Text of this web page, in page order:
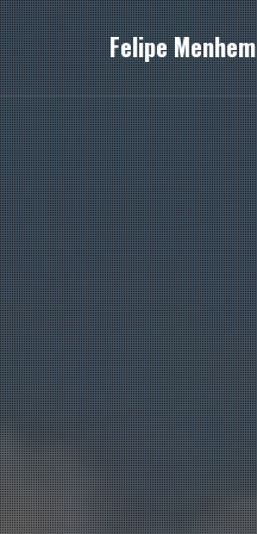
Felipe Menhem